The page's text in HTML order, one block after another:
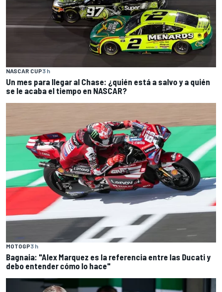
NASCAR CUP3 h
Un mes para llegar al Chase: ¿quién está a salvo y a quién
se le acaba el tiempo en NASCAR?
MOTOGP3 h
Bagnaia: "Alex Marquez es la referencia entre las Ducati y
debo entender cómo lo hace"